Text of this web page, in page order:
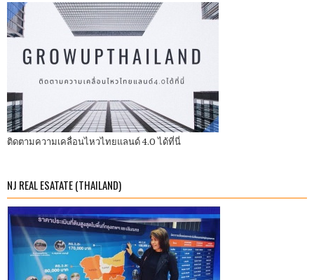
ติดตามความเคลื่อนไหวไทยแลนด์ 4.0 ได้ที่นี่
NJ REAL ESATATE (THAILAND)